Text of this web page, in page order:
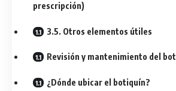
prescripción)
3.5. Otros elementos útiles
Revisión y mantenimiento del
¿Dónde ubicar el botiquín?